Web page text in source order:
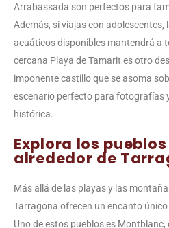
Arrabassada son perfectos para
Además, si viajas con adolescentes,
acuáticos disponibles mantendrá a
cercana Playa de Tamarit es otro
imponente castillo que se asoma
escenario perfecto para fotografías
histórica.
Explora los
alrededor de
Más allá de las playas y las
Tarragona ofrecen un encanto
Uno de estos pueblos es